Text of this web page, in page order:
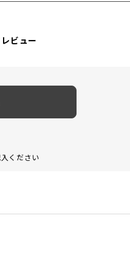
レビュー
ください